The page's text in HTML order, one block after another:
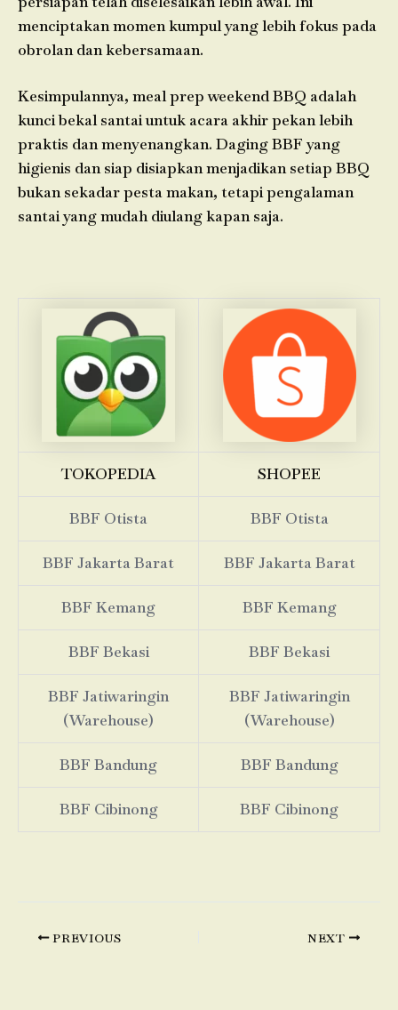
menciptakan momen kumpul yang lebih fokus pada
obrolan dan kebersamaan.
Kesimpulannya, meal prep weekend BBQ adalah
kunci bekal santai untuk acara akhir pekan lebih
praktis dan menyenangkan. Daging BBF yang
higienis dan siap disiapkan menjadikan setiap BBQ
bukan sekadar pesta makan, tetapi pengalaman
santai yang mudah diulang kapan saja.
TOKOPEDIA SHOPEE
BBF Otista BBF Otista
BBF Jakarta Barat BBF Jakarta Barat
BBF Kemang BBF Kemang
BBF Bekasi BBF Bekasi
BBF Jatiwaringin
(Warehouse)
BBF Jatiwaringin
(Warehouse)
BBF Bandung BBF Bandung
BBF Cibinong BBF Cibinong
PREVIOUS NEXT